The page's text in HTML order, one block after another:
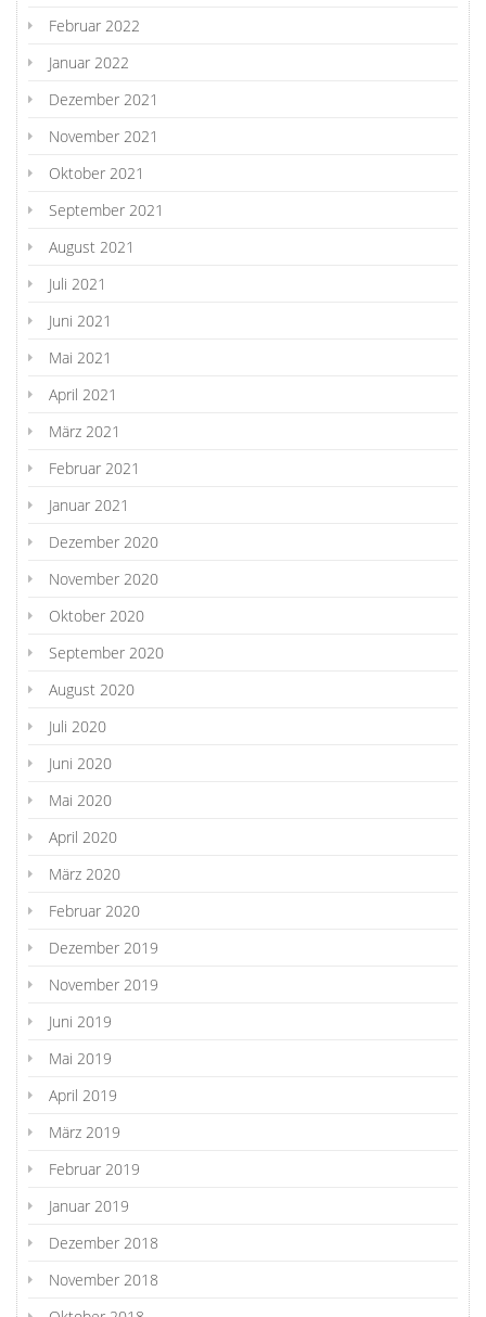
Februar 2022
Januar 2022
Dezember 2021
November 2021
Oktober 2021
September 2021
August 2021
Juli 2021
Juni 2021
Mai 2021
April 2021
März 2021
Februar 2021
Januar 2021
Dezember 2020
November 2020
Oktober 2020
September 2020
August 2020
Juli 2020
Juni 2020
Mai 2020
April 2020
März 2020
Februar 2020
Dezember 2019
November 2019
Juni 2019
Mai 2019
April 2019
März 2019
Februar 2019
Januar 2019
Dezember 2018
November 2018